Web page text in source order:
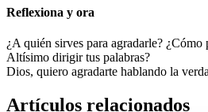
Reflexiona y ora
¿A quién sirves para agradarle?
Altísimo dirigir tus palabras?
Dios, quiero agradarte hablando la
Artículos relacionados​